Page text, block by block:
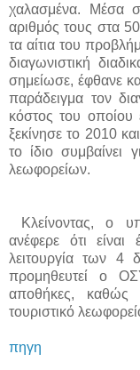
χαλασμένα. Μέσα
αριθμός τους στα
τα αίτια του
διαγωνιστική
σημείωσε, έφθανε
παράδειγμα τον
κόστος του
ξεκίνησε το 2010
το ίδιο συμβαίνει
λεωφορείων.
Κλείνοντας, ο
ανέφερε ότι είναι
λειτουργία των 4
προμηθευτεί ο
αποθήκες, καθώς
τουριστικό
πηγη